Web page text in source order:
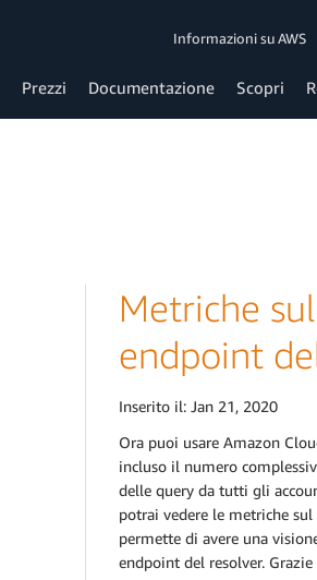
Informazioni su AWS
Prezzi Documentazione Scopri
Metriche
endpoint
Inserito il: Jan 21, 2020
Ora puoi usare Amazon
incluso il numero
delle query da tutti gli
potrai vedere le metriche
permette di avere una
endpoint del resolver.